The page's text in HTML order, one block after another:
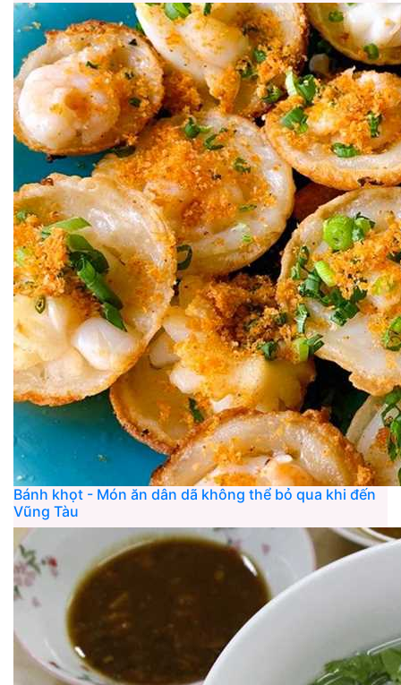
Bánh khọt - Món ăn dân dã không thể bỏ qua khi đến
Vũng Tàu